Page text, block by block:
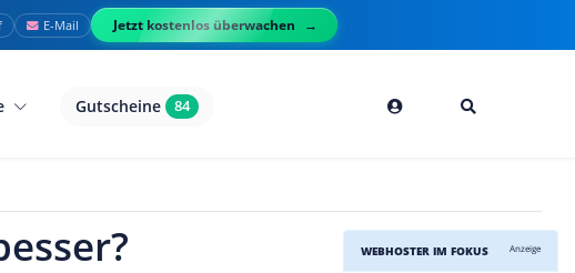
E-Mail Jetzt kostenlos überwachen
Gutscheine 84
WEBHOSTER IM FOKUS Anzeige